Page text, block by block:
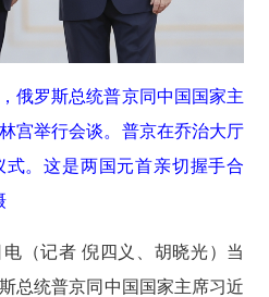
俄罗斯总统普京同中国国家主
宫举行会谈。普京在乔治大厅
。这是两国元首亲切握手合
（记者 倪四义、胡晓光）当
总统普京同中国国家主席习近